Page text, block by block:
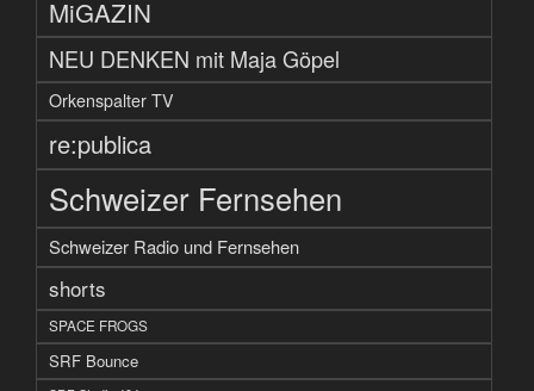
MiGAZIN
NEU DENKEN mit Maja Göpel
Orkenspalter TV
re:publica
Schweizer Fernsehen
Schweizer Radio und Fernsehen
shorts
SPACE FROGS
SRF Bounce